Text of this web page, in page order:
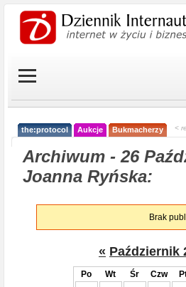
the:protocol Aukcje Bukmacherzy <
Archiwum - 26
Joanna Ryńska:
Brak
« Październik
Po Wt Śr Czw